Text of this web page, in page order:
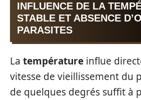
INFLUENCE DE LA
STABLE ET ABSENCE
PARASITES
La température influe
vitesse de vieillissement du
de quelques degrés suffit à